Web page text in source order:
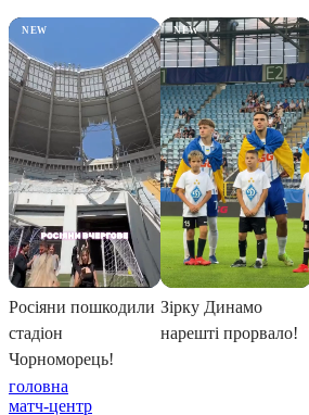
головна
матч-центр